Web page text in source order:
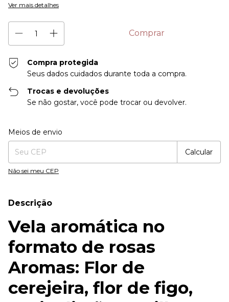
Ver mais detalhes
Compra protegida
Seus dados cuidados durante toda a compra.
Trocas e devoluções
Se não gostar, você pode trocar ou devolver.
Entregas para o CEP:
Meios de envio
Calcular
Não sei meu CEP
Descrição
Vela aromática no
formato de rosas
Aromas: Flor de
cerejeira, flor de figo,